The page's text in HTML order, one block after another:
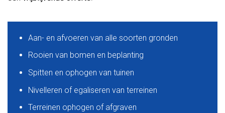
Aan- en afvoeren van alle soorten gronden
Rooien van bomen en beplanting
Spitten en ophogen van tuinen
Nivelleren of egaliseren van terreinen
Terreinen ophogen of afgraven